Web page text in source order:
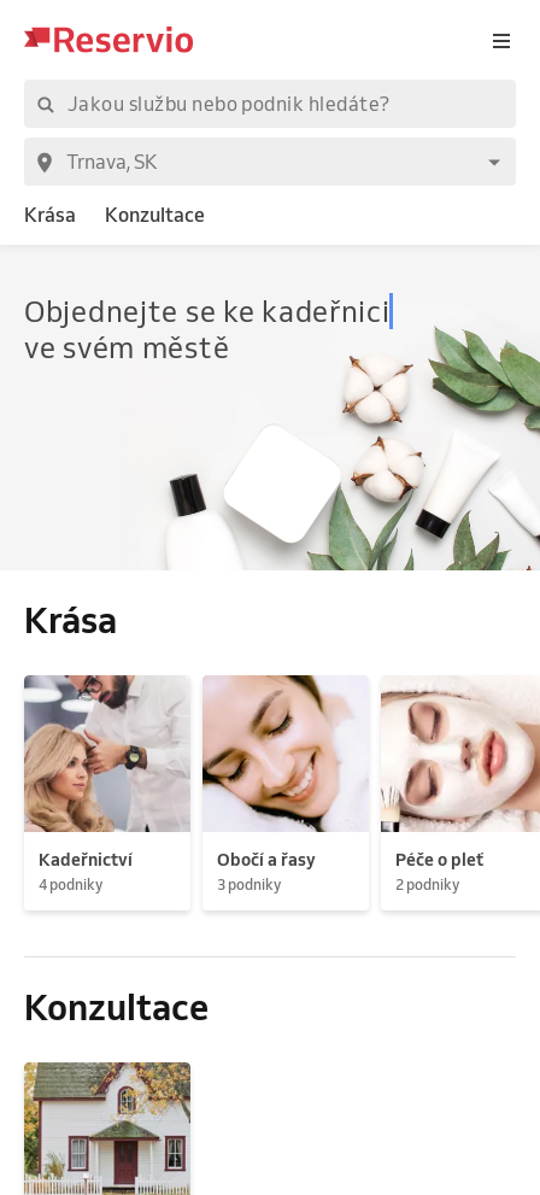
Krása Konzultace
Objednejte se ke kadeřnici
ve svém městě
Krása
Kadeřnictví
4 podniky
Obočí a řasy
3 podniky
Péče o pleť
2 podniky
Konzultace